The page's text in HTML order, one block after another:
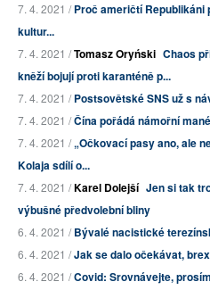
7. 4. 2021 /Proč američtí
kultur...
7. 4. 2021 /Tomasz Oryński Chaos
kněží bojují proti karanténě p...
7. 4. 2021 /Postsovětské SNS už s
7. 4. 2021 /Čína pořádá námořní
7. 4. 2021 /„Očkovací pasy ano, ale
Kolaja sdílí o...
7. 4. 2021 /Karel Dolejší Jen si tak
výbušné předvolební bliny
6. 4. 2021 /Bývalé nacistické
6. 4. 2021 /Jak se dalo očekávat,
6. 4. 2021 /Covid: Srovnávejte,